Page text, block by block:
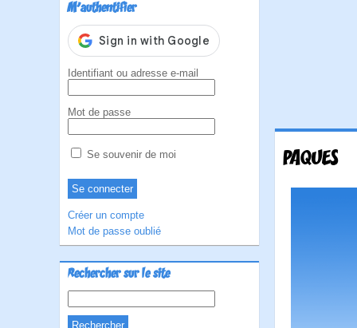
M'authentifier
Identifiant ou adresse e-mail
Mot de passe
Se souvenir de moi
Créer un compte
Mot de passe oublié
Rechercher sur le site
PAQUES